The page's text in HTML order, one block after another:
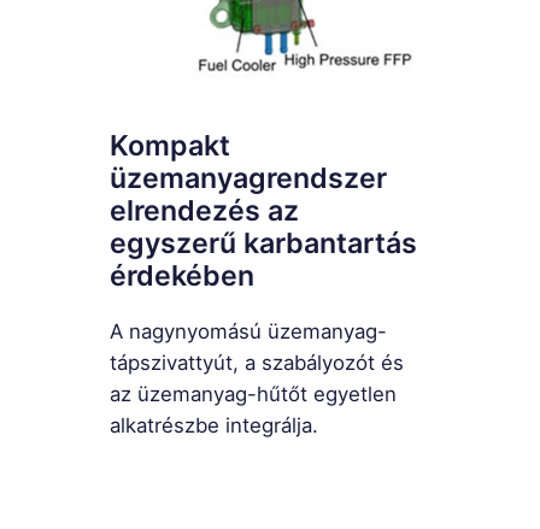
Kompakt
üzemanyagrendszer
elrendezés az
egyszerű karbantartás
érdekében
A nagynyomású üzemanyag-
tápszivattyút, a szabályozót és
az üzemanyag-hűtőt egyetlen
alkatrészbe integrálja.